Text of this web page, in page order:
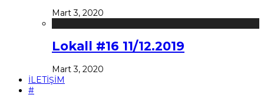
Mart 3, 2020
Lokall #16 11/12.2019
Mart 3, 2020
İLETİŞİM
#